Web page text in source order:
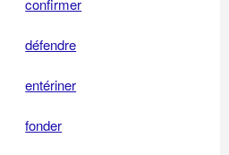
confirmer
défendre
entériner
fonder